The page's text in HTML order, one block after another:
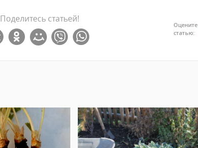
Поделитесь статьей!
Оцените
статью: